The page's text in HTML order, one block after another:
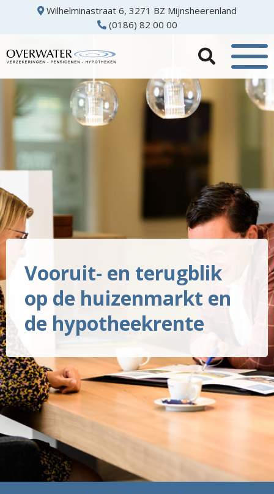
Wilhelminastraat 6, 3271 BZ Mijnsheerenland
(0186) 82 00 00
Vooruit- en terugblik
op de huizenmarkt en
de hypotheekrente